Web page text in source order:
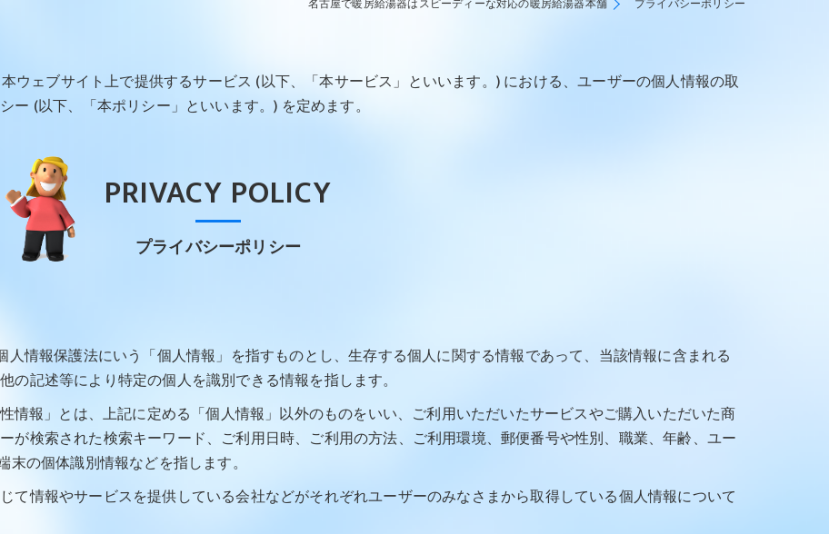
名古屋で暖房給湯器はスピーディーな対応の暖房給湯器本舗 プライバシーポリシー
ウェブサイト上で提供するサービス (以下、「本サービス」といいます。) における、ユーザーの個人情報の取
(以下、「本ポリシー」といいます。) を定めます。
プライバシーポリシー
PRIVACY POLICY
情報保護法にいう「個人情報」を指すものとし、生存する個人に関する情報であって、当該情報に含まれる
記述等により特定の個人を識別できる情報を指します。
情報」とは、上記に定める「個人情報」以外のものをいい、ご利用いただいたサービスやご購入いただいた商
が検索された検索キーワード、ご利用日時、ご利用の方法、ご利用環境、郵便番号や性別、職業、年齢、ユー
の個体識別情報などを指します。
て情報やサービスを提供している会社などがそれぞれユーザーのみなさまから取得している個人情報について